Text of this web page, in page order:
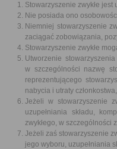
Stowarzyszenie zwykłe
Nie posiada ono
Niemniej stowarzyszenie
zaciągać zobowiązania,
Stowarzyszenie zwykłe
Utworzenie
w szczególności nazwę
reprezentującego
nabycia i utraty
Jeżeli w stowarzyszenie
uzupełniania składu,
zwykłego, w szczególności
Jeżeli zaś stowarzyszenie
jego wyboru, uzupełniania